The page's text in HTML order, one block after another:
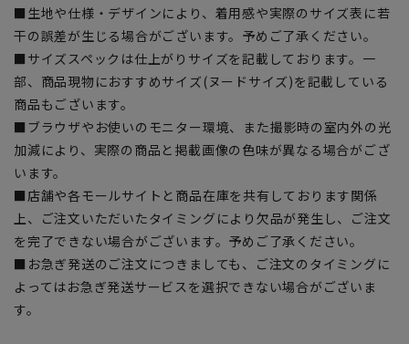
■生地や仕様・デザインにより、着用感や実際のサイズ表に若
干の誤差が生じる場合がございます。予めご了承ください。
■サイズスペックは仕上がりサイズを記載しております。一
部、商品現物におすすめサイズ(ヌードサイズ)を記載している
商品もございます。
■ブラウザやお使いのモニター環境、また撮影時の室内外の光
加減により、実際の商品と掲載画像の色味が異なる場合がござ
います。
■店舗や各モールサイトと商品在庫を共有しております関係
上、ご注文いただいたタイミングにより欠品が発生し、ご注文
を完了できない場合がございます。予めご了承ください。
■お急ぎ発送のご注文につきましても、ご注文のタイミングに
よってはお急ぎ発送サービスを選択できない場合がございま
す。